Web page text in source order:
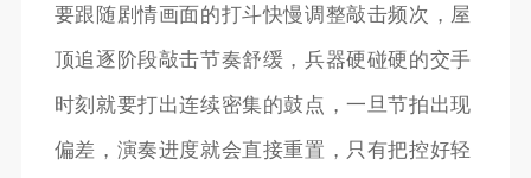
要跟随剧情画面的打斗快慢调整敲击频次，屋
顶追逐阶段敲击节奏舒缓，兵器硬碰硬的交手
时刻就要打出连续密集的鼓点，一旦节拍出现
偏差，演奏进度就会直接重置，只有把控好轻